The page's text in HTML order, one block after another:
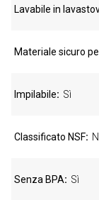
Lavabile in
Materiale sicuro
Impilabile Sì
Classificato NSF
Senza BPA Sì